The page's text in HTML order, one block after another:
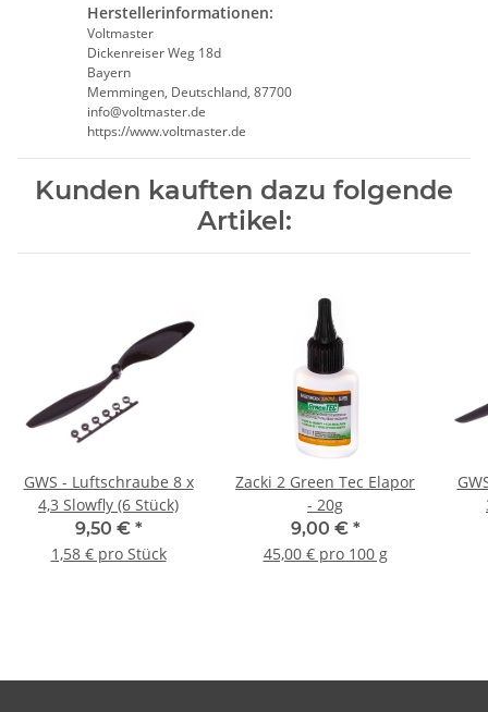
Herstellerinformationen:
Voltmaster
Dickenreiser Weg 18d
Bayern
Memmingen, Deutschland, 87700
info@voltmaster.de
https://www.voltmaster.de
Kunden kauften dazu folgende
Artikel:
GWS - Luftschraube 8 x
4,3 Slowfly (6 Stück)
9,50 € *
1,58 € pro Stück
Zacki 2 Green Tec Elapor
- 20g
9,00 € *
45,00 € pro 100 g